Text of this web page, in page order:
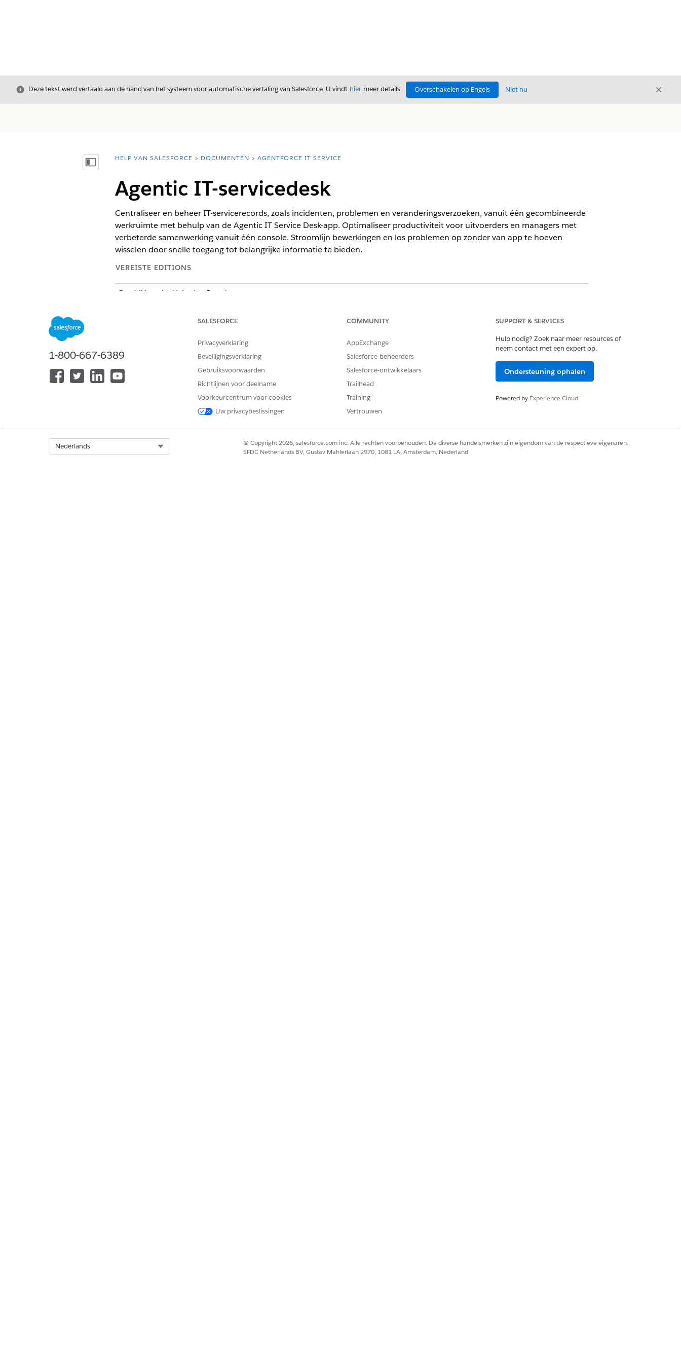
Sluiten
Deze tekst werd vertaald aan de hand van het systeem voor automatische vertaling van Salesforce. U vindt hier meer details. Overschakelen op Engels Niet nu Sluiten
Inhoudsopgave weergeven
U bent hier:
HELP VAN SALESFORCE DOCUMENTEN AGENTFORCE IT SERVICE
Agentic IT-servicedesk
Centraliseer en beheer IT-servicerecords, zoals incidenten, problemen en veranderingsverzoeken, vanuit één gecombineerde
werkruimte met behulp van de Agentic IT Service Desk-app. Optimaliseer productiviteit voor uitvoerders en managers met
verbeterde samenwerking vanuit één console. Stroomlijn bewerkingen en los problemen op zonder van app te hoeven
wisselen door snelle toegang tot belangrijke informatie te bieden.
VEREISTE EDITIONS
Beschikbaar in: Lightning Experience
Geïntegreerde weergave: Beheer alle IT-servicebewerkingen vanuit een holistische weergave, die uw werkstroom stroomlijnt en het
wisselen van toepassingen minimaliseert.
Uitgebreide recorddetails: Krijg toegang tot uitgebreide details ter ondersteuning van weloverwogen besluitvorming, zoals
incidentdetails, informatie over aanvragers en activumafhankelijkheden.
Snellere probleemoplossing: Versnel het oplossen van problemen met geïntegreerde Knowledge artikelen en verbeter de efficiëntie in
uw probleemoplossingsprocessen.
Belangrijkste functies van de Agentic IT Service Desk Console
De hoofdpagina van de Agentic IT Service Desk is de hoofdlandingspagina nadat u bent ingelogd. De console helpt IT-managers en -
uitvoerders de belangrijkste informatie te krijgen wanneer ze hun dag beginnen, en biedt ze snelle toegang tot de belangrijkste
1-800-667-6389
SALESFORCE
Privacyverklaring
Beveiligingsverklaring
Gebruiksvoorwaarden
Richtlijnen voor deelname
Voorkeurcentrum voor cookies
Uw privacybeslissingen
COMMUNITY
AppExchange
Salesforce-beheerders
Salesforce-ontwikkelaars
Trailhead
Training
Vertrouwen
SUPPORT & SERVICES
Hulp nodig? Zoek naar meer resources of
neem contact met een expert op.
Ondersteuning ophalen
Powered by Experience Cloud
Nederlands
© Copyright 2026, salesforce.com inc. Alle rechten voorbehouden. De diverse handelsmerken zijn eigendom van de respectieve eigenaren.
SFDC Netherlands BV, Gustav Mahlerlaan 2970, 1081 LA, Amsterdam, Nederland